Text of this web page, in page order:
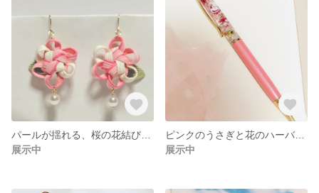
展示中
ピンクのうさぎと花のハーバリウムボールペン
展示中